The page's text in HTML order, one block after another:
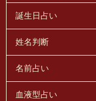
誕生日占い
姓名判断
名前占い
血液型占い